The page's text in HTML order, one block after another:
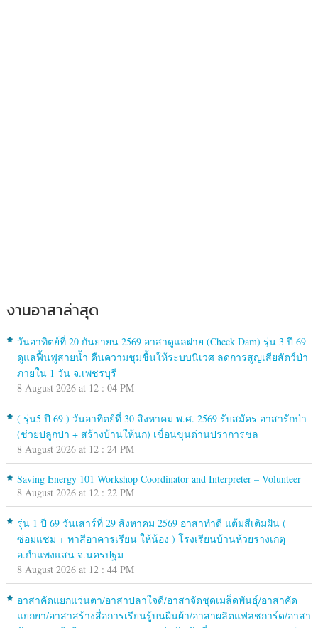
งานอาสาล่าสุด
วันอาทิตย์ที่ 20 กันยายน 2569 อาสาดูแลฝาย (Check Dam) รุ่น 3 ปี 69
ดูแลฟื้นฟูสายน้ำ คืนความชุมชื้นให้ระบบนิเวศ ลดการสูญเสียสัตว์ป่า
ภายใน 1 วัน จ.เพชรบุรี
8 August 2026 at 12 : 04 PM
( รุ่น5 ปี 69 ) วันอาทิตย์ที่ 30 สิงหาคม พ.ศ. 2569 รับสมัคร อาสารักป่า
(ช่วยปลูกป่า + สร้างบ้านให้นก) เขื่อนขุนด่านปราการชล
8 August 2026 at 12 : 24 PM
Saving Energy 101 Workshop Coordinator and Interpreter – Volunteer
8 August 2026 at 12 : 22 PM
รุ่น 1 ปี 69 วันเสาร์ที่ 29 สิงหาคม 2569 อาสาทำดี แต้มสีเติมฝัน (
ซ่อมแซม + ทาสีอาคารเรียน ให้น้อง ) โรงเรียนบ้านห้วยรางเกตุ
อ.กำแพงแสน จ.นครปฐม
8 August 2026 at 12 : 44 PM
อาสาคัดแยกแว่นตา/อาสาปลาใจดี/อาสาจัดชุดเมล็ดพันธุ์/อาสาคัด
แยกยา/อาสาสร้างสื่อการเรียนรู้บนผืนผ้า/อาสาผลิตแฟลชการ์ด/อาสา